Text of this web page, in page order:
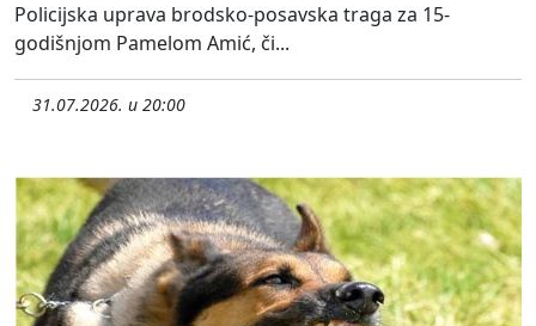
Policijska uprava brodsko-posavska traga za 15-
godišnjom Pamelom Amić, či...
31.07.2026. u 20:00